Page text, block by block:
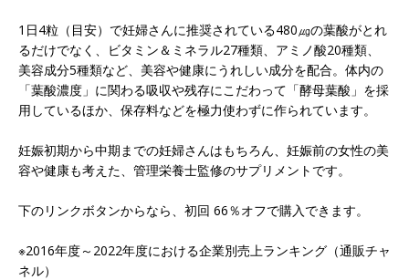
1日4粒（目安）で妊婦さんに推奨されている480㎍の葉酸がとれ
るだけでなく、ビタミン＆ミネラル27種類、アミノ酸20種類、
美容成分5種類など、美容や健康にうれしい成分を配合。体内の
「葉酸濃度」に関わる吸収や残存にこだわって「酵母葉酸」を採
用しているほか、保存料などを極力使わずに作られています。
妊娠初期から中期までの妊婦さんはもちろん、妊娠前の女性の美
容や健康も考えた、管理栄養士監修のサプリメントです。
下のリンクボタンからなら、初回 66％オフで購入できます。
※2016年度～2022年度における企業別売上ランキング（通販チャ
ネル）